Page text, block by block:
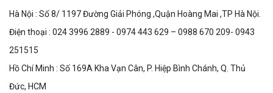
Hà Nội : Số 8/ 1197 Đường Giải Phóng ,Quận Hoàng Mai ,TP Hà Nội.
Điện thoại : 024 3996 2889 - 0974 443 629 – 0988 670 209- 0943
251515
Hồ Chí Minh : Số 169A Kha Vạn Cân, P. Hiệp Bình Chánh, Q. Thủ
Đức, HCM